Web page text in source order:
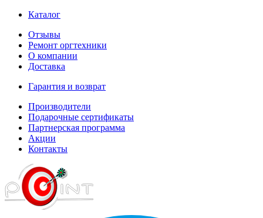
Каталог
Отзывы
Ремонт оргтехники
О компании
Доставка
Гарантия и возврат
Производители
Подарочные сертификаты
Партнерская программа
Акции
Контакты